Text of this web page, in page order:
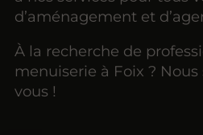
d’aménagement et
À la recherche de
menuiserie à Foix ?
vous !